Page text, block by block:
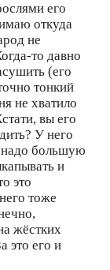
его
откуда
не
то давно
(его
тонкий
не хватило
вы его
У него
надо большую
и
это
тоже
жёстких
это его и